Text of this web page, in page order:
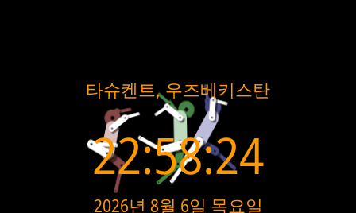
타슈켄트, 우즈베키스탄
22:58:25
2026년 8월 6일 목요일